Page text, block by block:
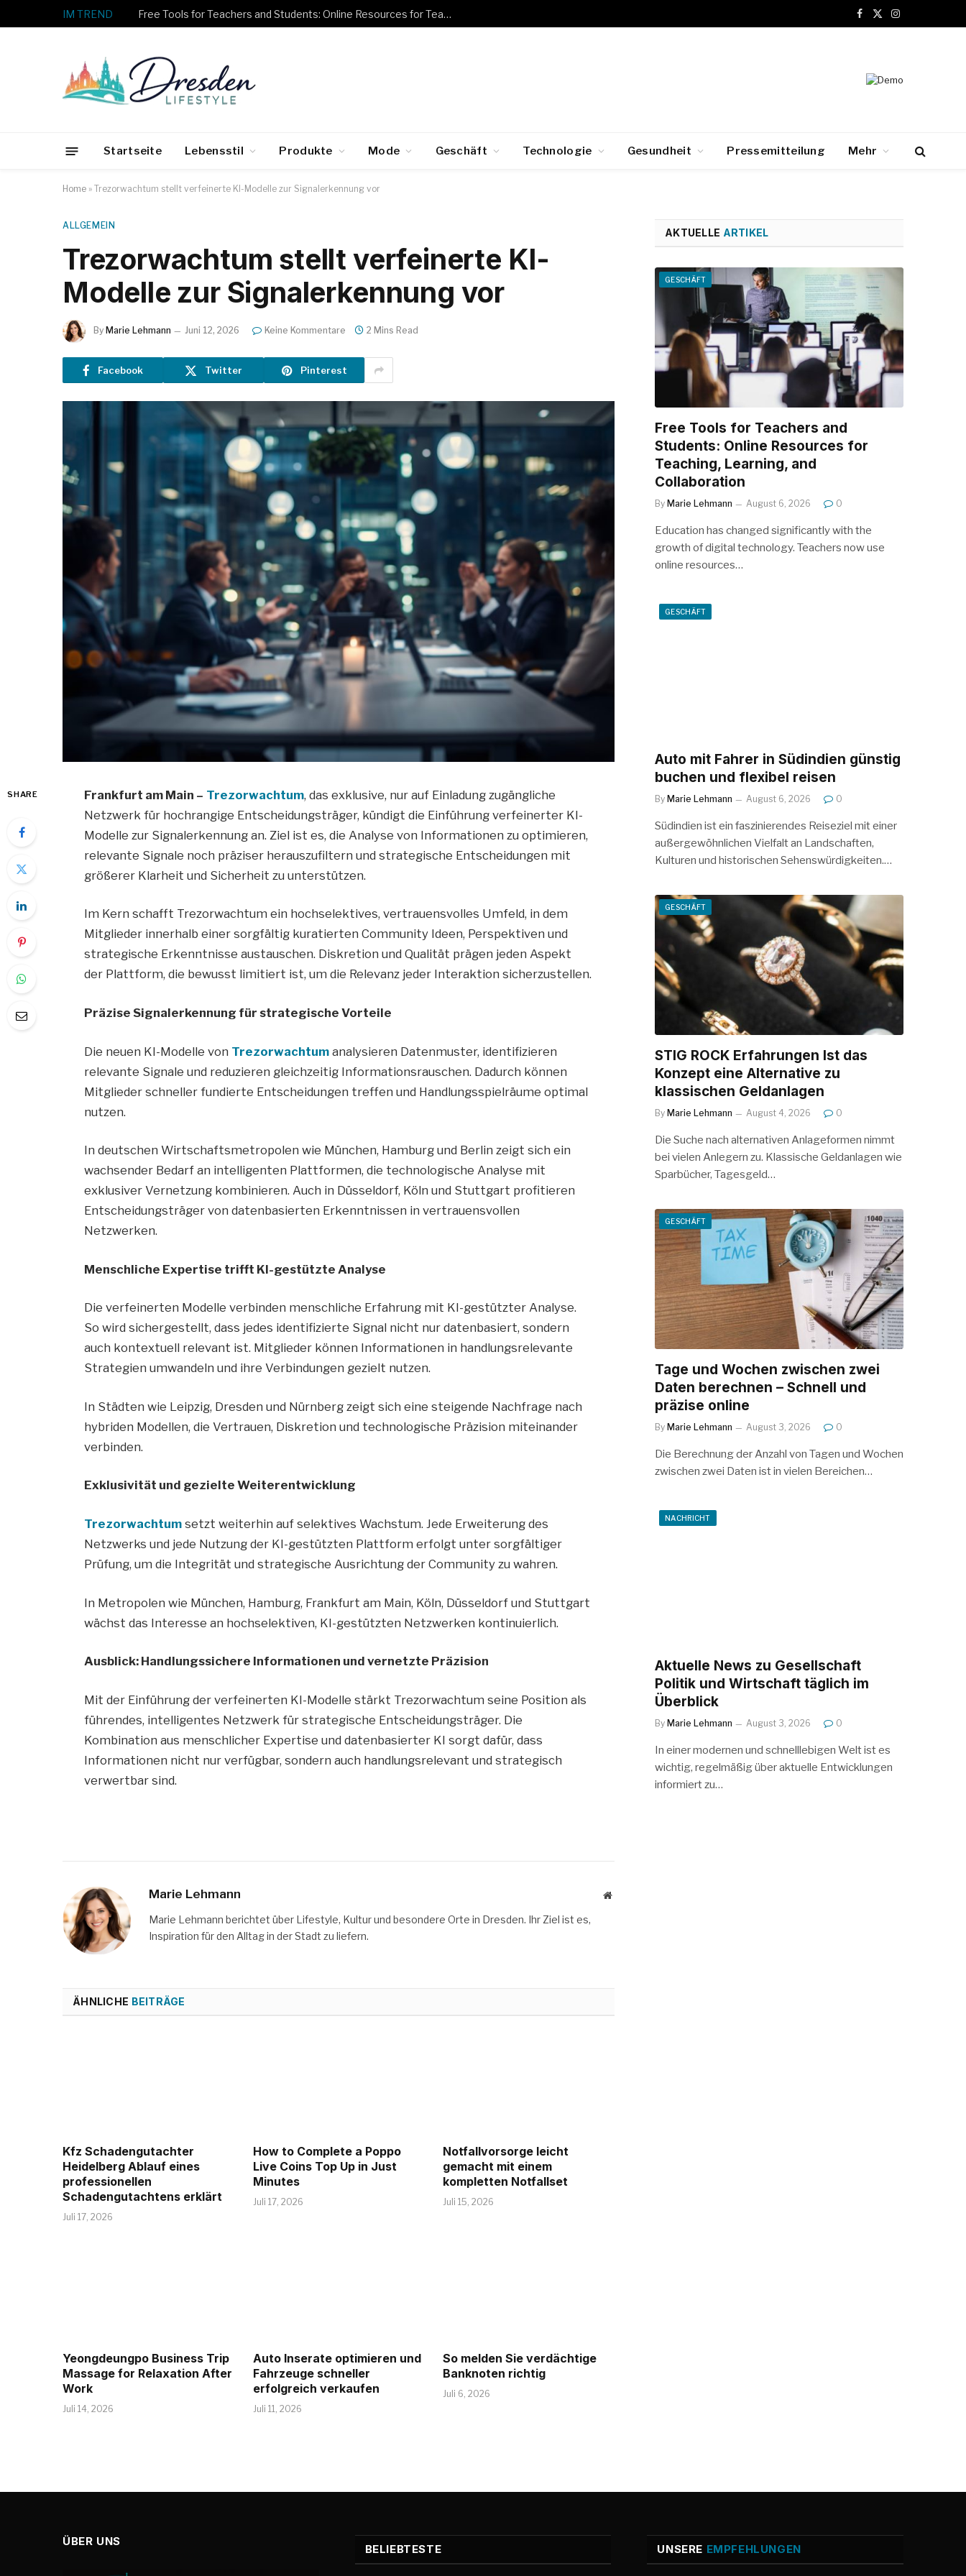
IM TREND Free Tools for Teachers and Students: Online Resources for Teaching, Learning, and Collaboration
Facebook
X
Instagram
Startseite Lebensstil Produkte Mode Geschäft Technologie Gesundheit Pressemitteilung Mehr
Home » Trezorwachtum stellt verfeinerte KI-Modelle zur Signalerkennung vor
ALLGEMEIN
Trezorwachtum stellt verfeinerte KI-
Modelle zur Signalerkennung vor
By Marie Lehmann Juni 12, 2026 Keine Kommentare 2 Mins Read
Facebook Twitter Pinterest
SHARE Frankfurt am Main – Trezorwachtum, das exklusive, nur auf Einladung zugängliche
Netzwerk für hochrangige Entscheidungsträger, kündigt die Einführung verfeinerter KI-
Modelle zur Signalerkennung an. Ziel ist es, die Analyse von Informationen zu optimieren,
relevante Signale noch präziser herauszufiltern und strategische Entscheidungen mit
größerer Klarheit und Sicherheit zu unterstützen.
Im Kern schafft Trezorwachtum ein hochselektives, vertrauensvolles Umfeld, in dem
Mitglieder innerhalb einer sorgfältig kuratierten Community Ideen, Perspektiven und
strategische Erkenntnisse austauschen. Diskretion und Qualität prägen jeden Aspekt
der Plattform, die bewusst limitiert ist, um die Relevanz jeder Interaktion sicherzustellen.
Präzise Signalerkennung für strategische Vorteile
Die neuen KI-Modelle von Trezorwachtum analysieren Datenmuster, identifizieren
relevante Signale und reduzieren gleichzeitig Informationsrauschen. Dadurch können
Mitglieder schneller fundierte Entscheidungen treffen und Handlungsspielräume optimal
nutzen.
In deutschen Wirtschaftsmetropolen wie München, Hamburg und Berlin zeigt sich ein
wachsender Bedarf an intelligenten Plattformen, die technologische Analyse mit
exklusiver Vernetzung kombinieren. Auch in Düsseldorf, Köln und Stuttgart profitieren
Entscheidungsträger von datenbasierten Erkenntnissen in vertrauensvollen
Netzwerken.
Menschliche Expertise trifft KI-gestützte Analyse
Die verfeinerten Modelle verbinden menschliche Erfahrung mit KI-gestützter Analyse.
So wird sichergestellt, dass jedes identifizierte Signal nicht nur datenbasiert, sondern
auch kontextuell relevant ist. Mitglieder können Informationen in handlungsrelevante
Strategien umwandeln und ihre Verbindungen gezielt nutzen.
In Städten wie Leipzig, Dresden und Nürnberg zeigt sich eine steigende Nachfrage nach
hybriden Modellen, die Vertrauen, Diskretion und technologische Präzision miteinander
verbinden.
Exklusivität und gezielte Weiterentwicklung
Trezorwachtum setzt weiterhin auf selektives Wachstum. Jede Erweiterung des
Netzwerks und jede Nutzung der KI-gestützten Plattform erfolgt unter sorgfältiger
Prüfung, um die Integrität und strategische Ausrichtung der Community zu wahren.
In Metropolen wie München, Hamburg, Frankfurt am Main, Köln, Düsseldorf und Stuttgart
wächst das Interesse an hochselektiven, KI-gestützten Netzwerken kontinuierlich.
Ausblick: Handlungssichere Informationen und vernetzte Präzision
Mit der Einführung der verfeinerten KI-Modelle stärkt Trezorwachtum seine Position als
führendes, intelligentes Netzwerk für strategische Entscheidungsträger. Die
Kombination aus menschlicher Expertise und datenbasierter KI sorgt dafür, dass
Informationen nicht nur verfügbar, sondern auch handlungsrelevant und strategisch
verwertbar sind.
Marie Lehmann Website
Marie Lehmann berichtet über Lifestyle, Kultur und besondere Orte in Dresden. Ihr Ziel ist es,
Inspiration für den Alltag in der Stadt zu liefern.
ÄHNLICHE BEITRÄGE
Kfz Schadengutachter
Heidelberg Ablauf eines
professionellen
Schadengutachtens erklärt
Juli 17, 2026
How to Complete a Poppo
Live Coins Top Up in Just
Minutes
Juli 17, 2026
Notfallvorsorge leicht
gemacht mit einem
kompletten Notfallset
Juli 15, 2026
Yeongdeungpo Business Trip
Massage for Relaxation After
Work
Juli 14, 2026
Auto Inserate optimieren und
Fahrzeuge schneller
erfolgreich verkaufen
Juli 11, 2026
So melden Sie verdächtige
Banknoten richtig
Juli 6, 2026
AKTUELLE ARTIKEL
GESCHÄFT
Free Tools for Teachers and
Students: Online Resources for
Teaching, Learning, and
Collaboration
By Marie Lehmann August 6, 2026 0
Education has changed significantly with the
growth of digital technology. Teachers now use
online resources…
GESCHÄFT
Auto mit Fahrer in Südindien günstig
buchen und flexibel reisen
By Marie Lehmann August 6, 2026 0
Südindien ist ein faszinierendes Reiseziel mit einer
außergewöhnlichen Vielfalt an Landschaften,
Kulturen und historischen Sehenswürdigkeiten.…
GESCHÄFT
STIG ROCK Erfahrungen Ist das
Konzept eine Alternative zu
klassischen Geldanlagen
By Marie Lehmann August 4, 2026 0
Die Suche nach alternativen Anlageformen nimmt
bei vielen Anlegern zu. Klassische Geldanlagen wie
Sparbücher, Tagesgeld…
GESCHÄFT
Tage und Wochen zwischen zwei
Daten berechnen – Schnell und
präzise online
By Marie Lehmann August 3, 2026 0
Die Berechnung der Anzahl von Tagen und Wochen
zwischen zwei Daten ist in vielen Bereichen…
NACHRICHT
Aktuelle News zu Gesellschaft
Politik und Wirtschaft täglich im
Überblick
By Marie Lehmann August 3, 2026 0
In einer modernen und schnelllebigen Welt ist es
wichtig, regelmäßig über aktuelle Entwicklungen
informiert zu…
ÜBER UNS
BELIEBTESTE UNSERE EMPFEHLUNGEN